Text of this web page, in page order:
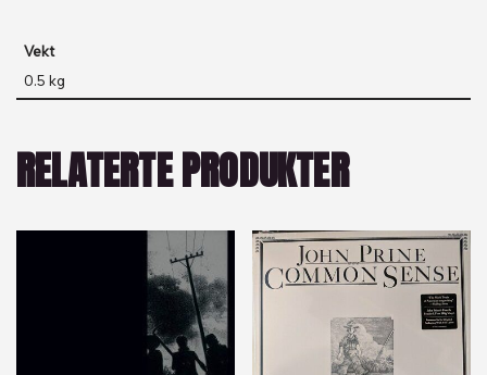
Vekt
0.5 kg
RELATERTE PRODUKTER